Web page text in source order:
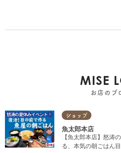
MISE
お店のブ
ショップ
魚太郎本店
【魚太郎本店】怒涛
る、本気の朝ごはん